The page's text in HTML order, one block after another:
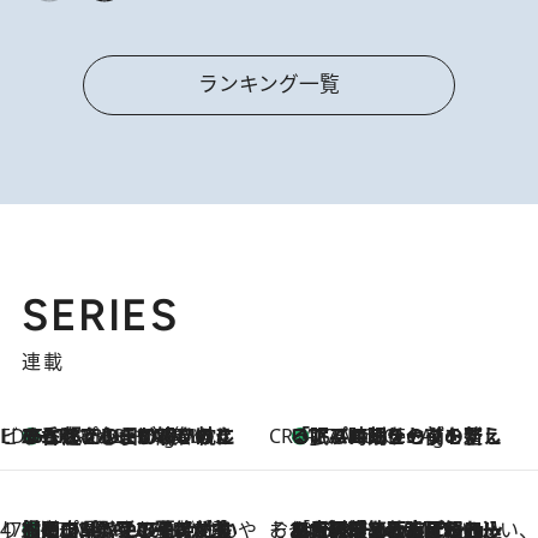
ランキング一覧
SERIES
連載
ビューティいいもの集め EDITORS' BEST
17 Minutes Ago
35℃超えの日の夜、枕にひと吹き！ BAUMのルームスプレーが、ひのきの香りで心まで解きほぐす CREA'S CHOICE
17 Minutes Ago
「眠る時刻をセットする」——眠りの前を整える、バルミューダの新しいアプローチ
47都道府県の手みやげ ひんやりスイーツで夏を満喫
17 Minutes Ago
【岡山県】この夏絶対食べたい 冷やしておいしいおやつ3選 フルーツが主役のプリンやアイスが勢揃い そおだよおこの関西おいしい、おやつ紀行
2026.8.9
［大阪府箕面市］一皿一皿目の前で仕上げられる、料理を巧みに組み込んだアシェットデセールコース「ミチル アシェット デセール（Michiru assiette dessert）」